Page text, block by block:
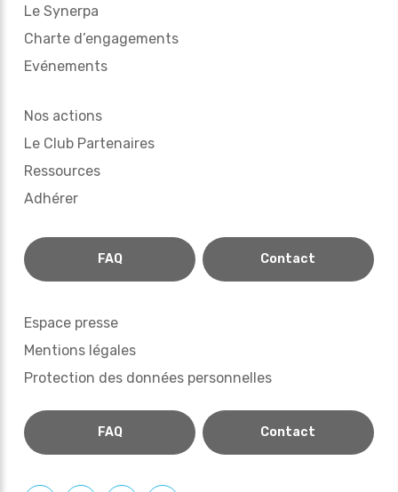
Le Synerpa
Charte d’engagements
Evénements
Nos actions
Le Club Partenaires
Ressources
Adhérer
FAQ Contact
Espace presse
Mentions légales
Protection des données personnelles
FAQ Contact